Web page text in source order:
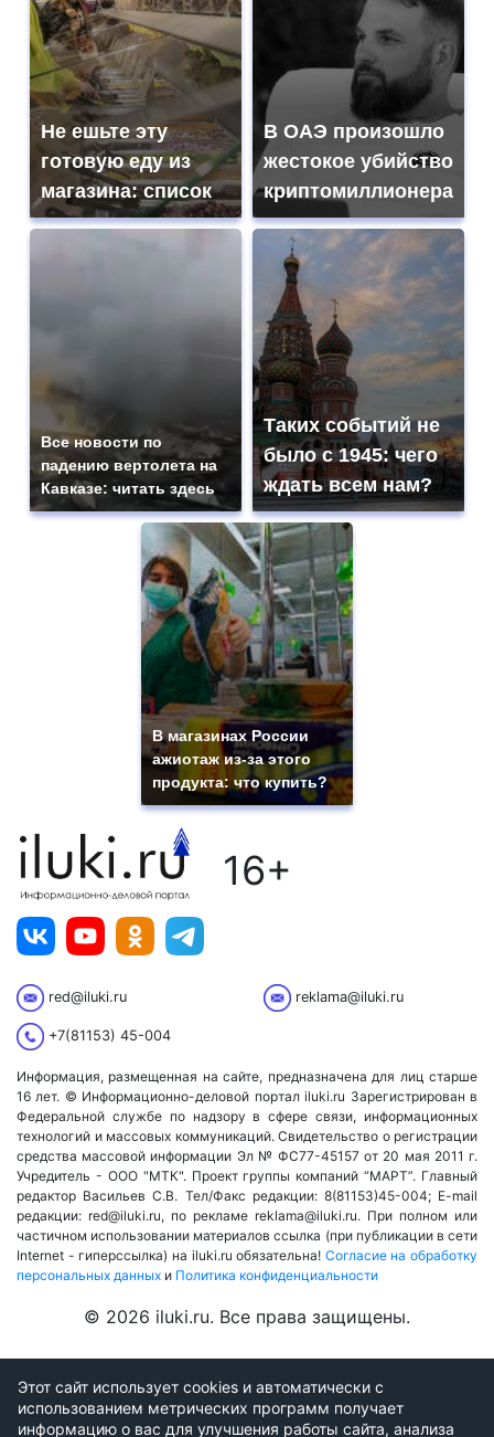
Этот сайт использует cookies и автоматически с
использованием метрических программ получает
информацию о вас для улучшения работы сайта, анализа
Не ешьте эту
готовую еду из
магазина: список
В ОАЭ произошло
жестокое убийство
криптомиллионера
Все новости по
падению вертолета на
Кавказе: читать здесь
Таких событий не
было с 1945: чего
ждать всем нам?
В магазинах России
ажиотаж из-за этого
продукта: что купить?
16+
red@iluki.ru reklama@iluki.ru
+7(81153) 45-004
Информация, размещенная на сайте, предназначена для лиц старше
16 лет. © Информационно-деловой портал iluki.ru Зарегистрирован в
Федеральной службе по надзору в сфере связи, информационных
технологий и массовых коммуникаций. Свидетельство о регистрации
средства массовой информации Эл № ФС77-45157 от 20 мая 2011 г.
Учредитель - ООО "МТК". Проект группы компаний “МАРТ”. Главный
редактор Васильев С.В. Тел/Факс редакции: 8(81153)45-004; E-mail
редакции: red@iluki.ru, по рекламе reklama@iluki.ru. При полном или
частичном использовании материалов ссылка (при публикации в сети
Internet - гиперссылка) на iluki.ru обязательна! Согласие на обработку
персональных данных и Политика конфиденциальности
© 2026 iluki.ru. Все права защищены.